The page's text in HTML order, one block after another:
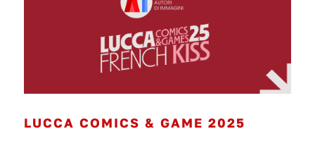
LUCCA COMICS & GAME 2025